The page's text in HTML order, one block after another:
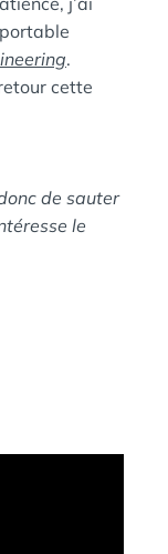
.
cette
de sauter
le